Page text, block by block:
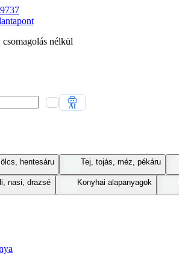
csomagolás nélkül
AI
hentesáru Tej, tojás, méz, pékáru
nasi, drazsé Konyhai alapanyagok